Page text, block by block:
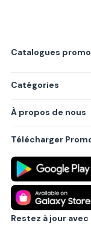
Catalogues promo
Catégories
Produits
Villes principales
À propos de nous
Politique de
Règlements
Partenariat B2B
Blog
Contact
Télécharger
Restez à jour